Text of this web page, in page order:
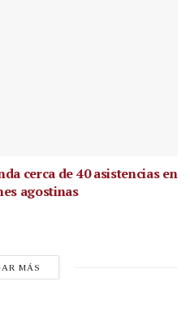
cerca de 40 asistencias en
agostinas
MÁS